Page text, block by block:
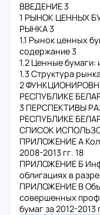
ВВЕДЕНИЕ 3
1 РЫНОК ЦЕННЫХ
РЫНКА 3
1.1 Рынок ценных
содержание 3
1.2 Ценные бумаги:
1.3 Структура
2
РЕСПУБЛИКЕ
3 ПЕРСПЕКТИВЫ
РЕСПУБЛИКЕ
СПИСОК
ПРИЛОЖЕНИЕ А
2008-2013 гг. 18
ПРИЛОЖЕНИЕ Б
облигациях в
ПРИЛОЖЕНИЕ В
совершенных
бумаг за 2012-2013